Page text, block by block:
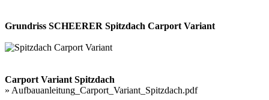
Grundriss SCHEERER Spitzdach Carport Variant
Carport Variant Spitzdach
» Aufbauanleitung_Carport_Variant_Spitzdach.pdf